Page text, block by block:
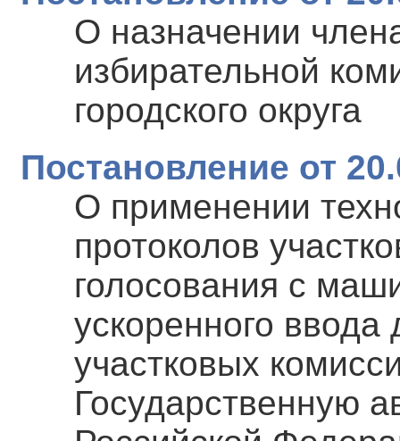
О назначении
избирательной
городского округа
Постановление от
О применении
протоколов
голосования с
ускоренного
участковых
Государственную